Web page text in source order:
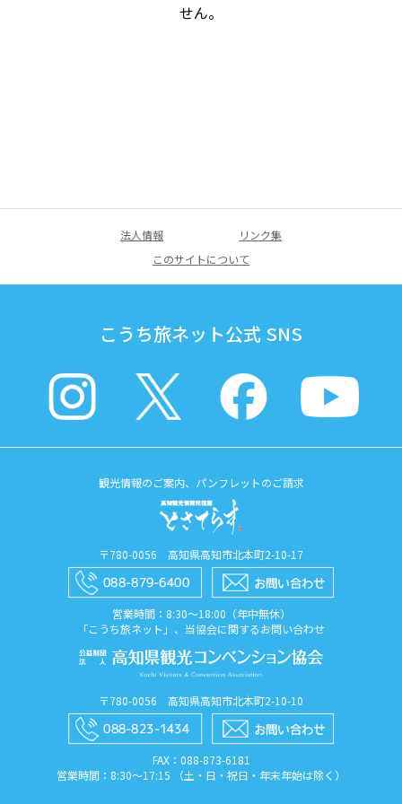
せん。
法人情報
リンク集
このサイトについて
こうち旅ネット公式 SNS
観光情報のご案内、パンフレットのご請求
〒780-0056 高知県高知市北本町2-10-17
営業時間：8:30〜18:00（年中無休）
「こうち旅ネット」、当協会に関するお問い合わせ
〒780-0056 高知県高知市北本町2-10-10
FAX：088​-873​-6181
営業時間：8:30〜17:15 （土・日・祝日・年末年始は除く）